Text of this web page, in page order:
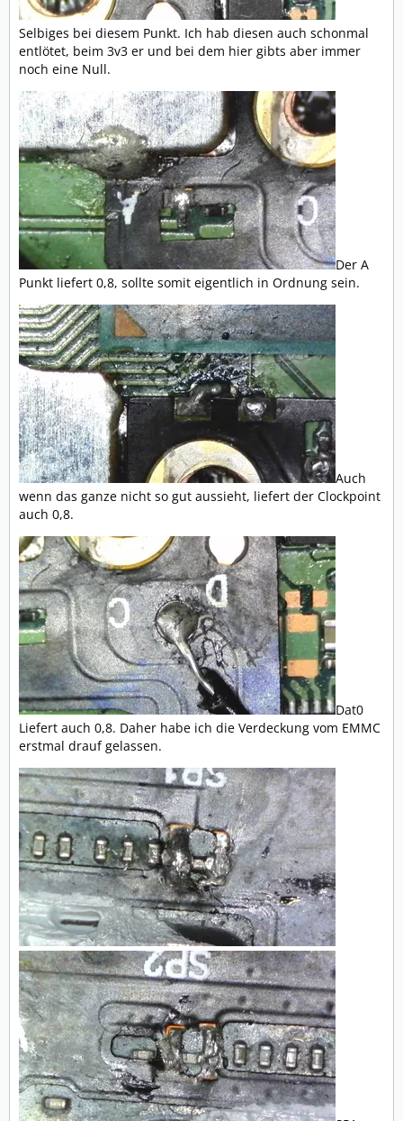
Selbiges bei diesem Punkt. Ich hab diesen auch schonmal
entlötet, beim 3v3 er und bei dem hier gibts aber immer
noch eine Null.
Der A
Punkt liefert 0,8, sollte somit eigentlich in Ordnung sein.
Auch
wenn das ganze nicht so gut aussieht, liefert der Clockpoint
auch 0,8.
Dat0
Liefert auch 0,8. Daher habe ich die Verdeckung vom EMMC
erstmal drauf gelassen.